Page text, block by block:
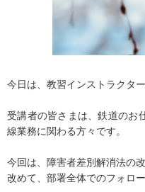
今日は、教習インストラクタ
受講者の皆さまは、鉄道のお
線業務に関わる方々です。
今回は、障害者差別解消法の改
改めて、部署全体でのフォロ